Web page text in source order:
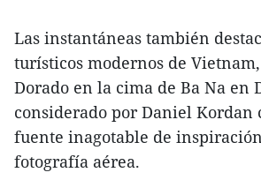
Las instantáneas también
turísticos modernos de
Dorado en la cima de Ba Na en
considerado por Daniel Kordan
fuente inagotable de
fotografía aérea.